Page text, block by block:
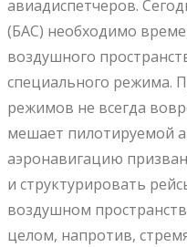
авиадиспетчеров.
(БАС) необходимо
воздушного
специального режима.
режимов не всегда
мешает пилотируемой
аэронавигацию
и структурировать
воздушном
целом, напротив,